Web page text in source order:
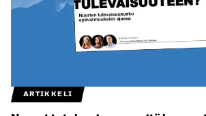
ARTIKKELI